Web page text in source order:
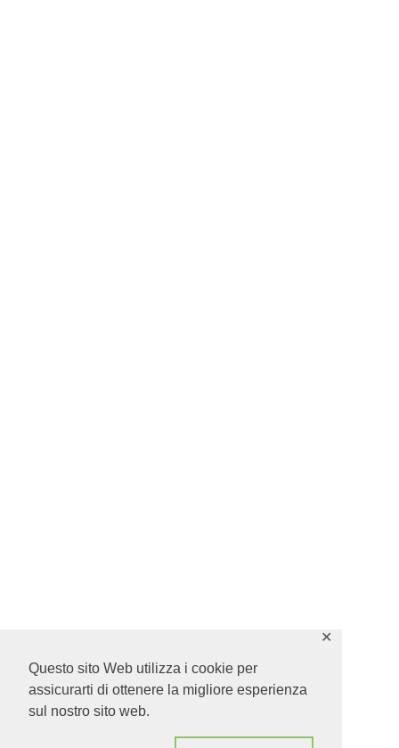
Questo sito Web utilizza i cookie per
assicurarti di ottenere la migliore esperienza
sul nostro sito web.
✕